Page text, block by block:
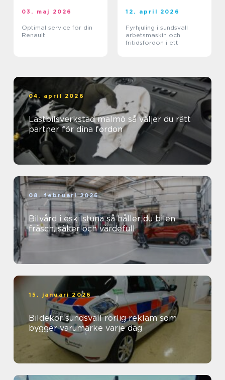
03. maj 2026
Optimal service för din
Renault
12. april 2026
Fyrhjuling i sundsvall
arbetsmaskin och
fritidsfordon i ett
04. april 2026
Lastbilsverkstad malmö så väljer du rätt
partner för dina fordon
08. februari 2026
Bilvård i eskilstuna så håller du bilen
fräsch, säker och värdefull
15. januari 2026
Bildekor sundsvall rörlig reklam som
bygger varumärke varje dag